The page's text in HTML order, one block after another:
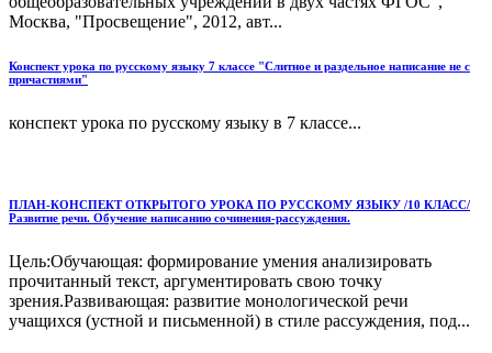
Москва, "Просвещение", 2012, авт...
Конспект урока по русскому языку 7 классе "Слитное и раздельное написание не с
причастиями"
конспект урока по русскому языку в 7 классе...
ПЛАН-КОНСПЕКТ ОТКРЫТОГО УРОКА ПО РУССКОМУ ЯЗЫКУ /10 КЛАСС/
Развитие речи. Обучение написанию сочинения-рассуждения.
Цель:Обучающая: формирование умения анализировать
прочитанный текст, аргументировать свою точку
зрения.Развивающая: развитие монологической речи
учащихся (устной и письменной) в стиле рассуждения, под...